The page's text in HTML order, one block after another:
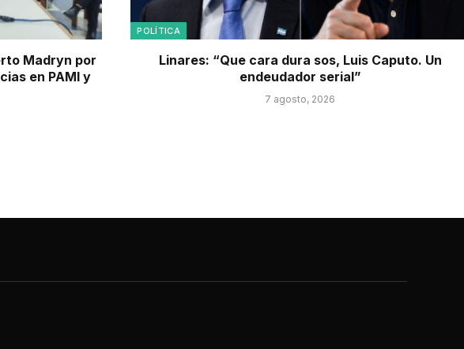
Madryn por
en PAMI y
POLÍTICA
Linares: “Que cara dura sos, Luis Caputo. Un
endeudador serial”
7 agosto, 2026